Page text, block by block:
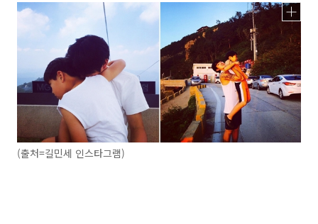
(출처=길민세 인스타그램)